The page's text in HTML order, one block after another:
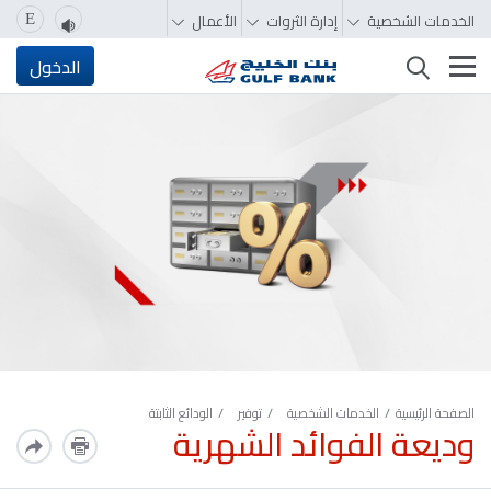
الخدمات الشخصية إدارة الثروات الأعمال E
تغيير التصفّح الدخول
الصفحة الرئيسية الخدمات الشخصية توفير الودائع الثابتة
وديعة الفوائد الشهرية